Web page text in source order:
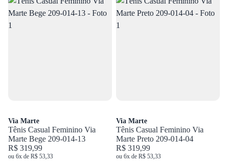
Via Marte
Tênis Casual Feminino Via
Marte Bege 209-014-13
R$ 319,99
ou 6x de R$ 53,33
Via Marte
Tênis Casual Feminino Via
Marte Preto 209-014-04
R$ 319,99
ou 6x de R$ 53,33